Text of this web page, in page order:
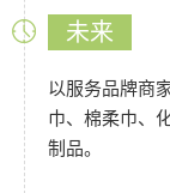
未来
以服务品牌商
巾、棉柔巾、
制品。